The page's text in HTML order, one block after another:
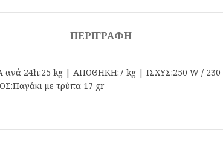
ΠΕΡΙΓΡΑΦΉ
ανά 24h:25 kg | ΑΠΟΘΗΚΗ:7 kg | ΙΣΧΥΣ:250 W /
με τρύπα 17 gr